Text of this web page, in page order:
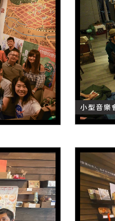
小型音樂